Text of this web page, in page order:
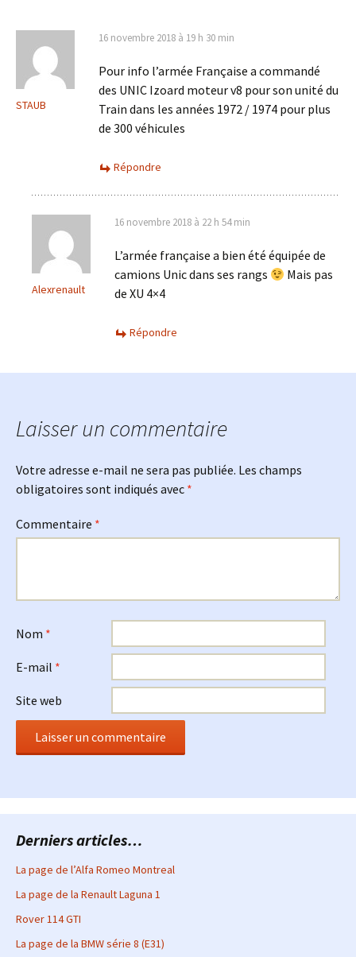
STAUB
16 novembre 2018 à 19 h 30 min
Pour info l’armée Française a commandé
des UNIC Izoard moteur v8 pour son unité du
Train dans les années 1972 / 1974 pour plus
de 300 véhicules
Répondre
Alexrenault
16 novembre 2018 à 22 h 54 min
L’armée française a bien été équipée de
camions Unic dans ses rangs
Mais pas
de XU 4×4
Répondre
Laisser un commentaire
Votre adresse e-mail ne sera pas publiée. Les champs
obligatoires sont indiqués avec *
Commentaire *
Nom *
E-mail *
Site web
Derniers articles…
La page de l’Alfa Romeo Montreal
La page de la Renault Laguna 1
Rover 114 GTI
La page de la BMW série 8 (E31)